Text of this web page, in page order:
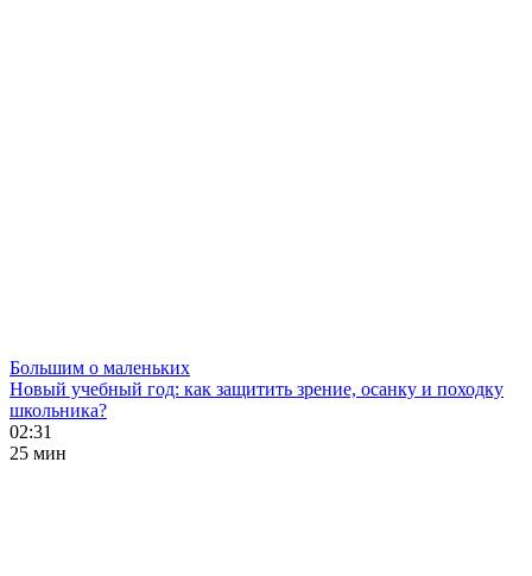
Большим о маленьких
Новый учебный год: как защитить зрение, осанку и походку
школьника?
02:31
25 мин